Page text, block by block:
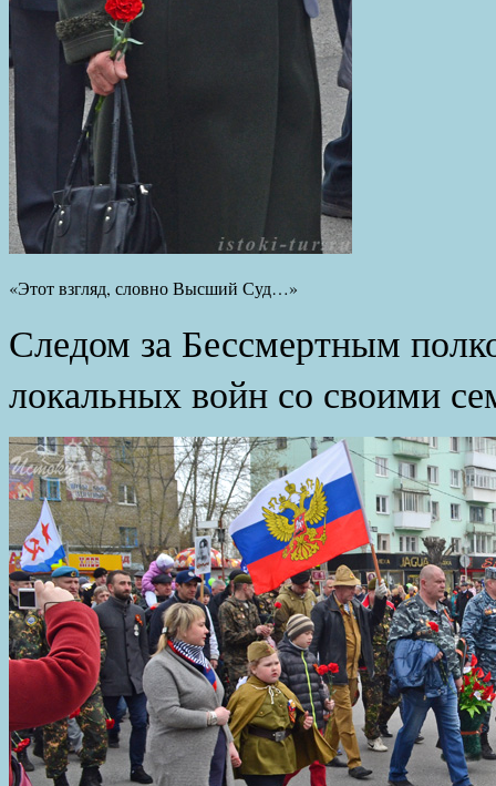
«Этот взгляд, словно Высший Суд…»
Следом за Бессмертным
локальных войн со своими